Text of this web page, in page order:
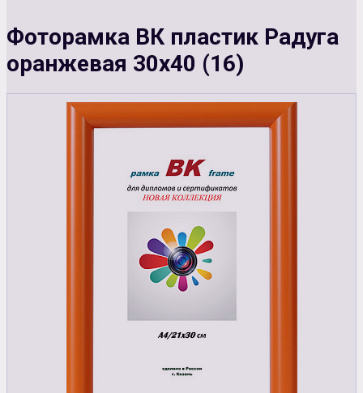
Фоторамка ВК пластик Радуга
оранжевая 30х40 (16)